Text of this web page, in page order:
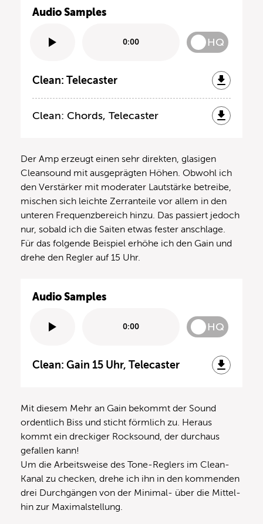
Audio Samples
0:00 HQ
Clean: Telecaster
Clean: Chords, Telecaster
Der Amp erzeugt einen sehr direkten, glasigen
Cleansound mit ausgeprägten Höhen. Obwohl ich
den Verstärker mit moderater Lautstärke betreibe,
mischen sich leichte Zerranteile vor allem in den
unteren Frequenzbereich hinzu. Das passiert jedoch
nur, sobald ich die Saiten etwas fester anschlage.
Für das folgende Beispiel erhöhe ich den Gain und
drehe den Regler auf 15 Uhr.
Audio Samples
0:00 HQ
Clean: Gain 15 Uhr, Telecaster
Mit diesem Mehr an Gain bekommt der Sound
ordentlich Biss und sticht förmlich zu. Heraus
kommt ein dreckiger Rocksound, der durchaus
gefallen kann!
Um die Arbeitsweise des Tone-Reglers im Clean-
Kanal zu checken, drehe ich ihn in den kommenden
drei Durchgängen von der Minimal- über die Mittel-
hin zur Maximalstellung.